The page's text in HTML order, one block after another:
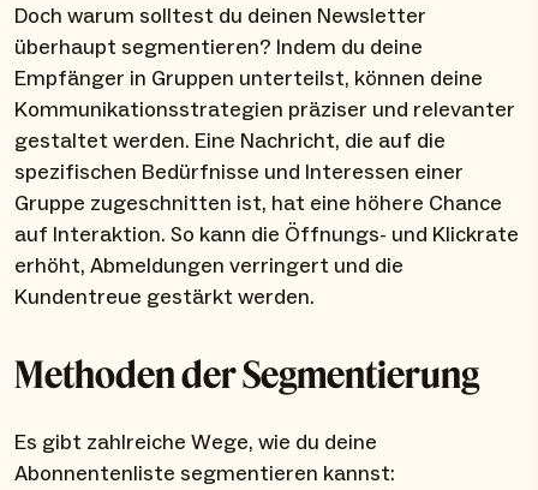
Doch warum solltest du deinen Newsletter
überhaupt segmentieren? Indem du deine
Empfänger in Gruppen unterteilst, können deine
Kommunikationsstrategien präziser und relevanter
gestaltet werden. Eine Nachricht, die auf die
spezifischen Bedürfnisse und Interessen einer
Gruppe zugeschnitten ist, hat eine höhere Chance
auf Interaktion. So kann die Öffnungs- und Klickrate
erhöht, Abmeldungen verringert und die
Kundentreue gestärkt werden.
Methoden der Segmentierung
Es gibt zahlreiche Wege, wie du deine
Abonnentenliste segmentieren kannst: